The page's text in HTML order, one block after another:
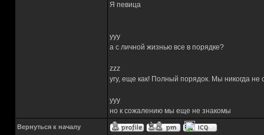
Я певица
yyy
а с личной жизнью все в порядке?
zzz
угу, еще как! Полный порядок. Мы никогда
yyy
но к сожалению мы еще не знакомы
Вернуться к началу